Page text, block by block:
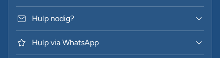
Hulp nodig?
Hulp via WhatsApp